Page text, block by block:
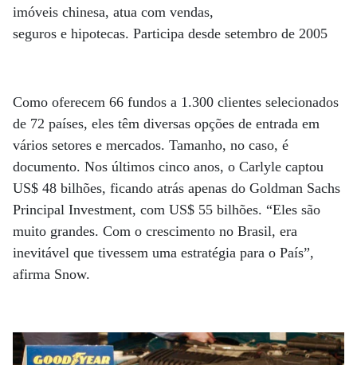
imóveis chinesa, atua com vendas,
seguros e hipotecas. Participa desde setembro de 2005
Como oferecem 66 fundos a 1.300 clientes selecionados
de 72 países, eles têm diversas opções de entrada em
vários setores e mercados. Tamanho, no caso, é
documento. Nos últimos cinco anos, o Carlyle captou
US$ 48 bilhões, ficando atrás apenas do Goldman Sachs
Principal Investment, com US$ 55 bilhões. “Eles são
muito grandes. Com o crescimento no Brasil, era
inevitável que tivessem uma estratégia para o País”,
afirma Snow.